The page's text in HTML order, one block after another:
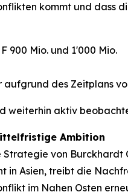
kommt und
900 Mio. und 1'000 Mio.
des Zeitplans
weiterhin aktiv
Ambition
von
in Asien, treibt die
im Nahen Osten